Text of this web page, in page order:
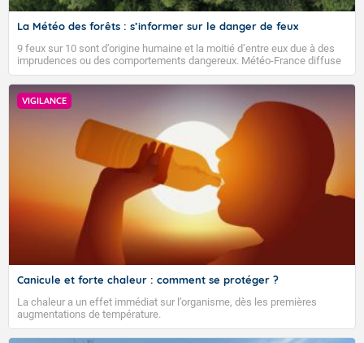
La Météo des forêts : s’informer sur le danger de feux
9 feux sur 10 sont d’origine humaine et la moitié d’entre eux due à des
imprudences ou des comportements dangereux. Météo-France diffuse
depuis 2023 la Météo des forêts afin d’informer quotidiennement le
public sur le niveau de danger de feux de forêts et faire connaître les
bons gestes pour éviter les départs d’incendie.
VIGILANCE
Canicule et forte chaleur : comment se protéger ?
La chaleur a un effet immédiat sur l’organisme, dès les premières
augmentations de température.